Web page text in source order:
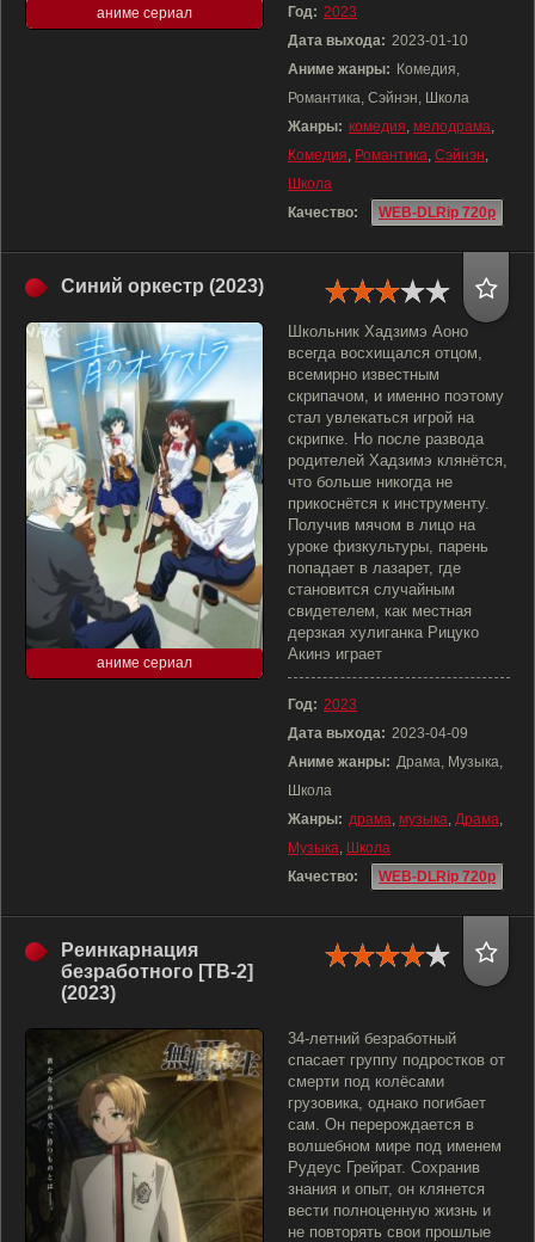
аниме сериал Год: 2023
Дата выхода: 2023-01-10
Аниме жанры: Комедия,
Романтика, Сэйнэн, Школа
Жанры: комедия, мелодрама,
Комедия, Романтика, Сэйнэн,
Школа
Качество:
WEB-DLRip 720p
Синий оркестр (2023)
аниме сериал
Школьник Хадзимэ Аоно
всегда восхищался отцом,
всемирно известным
скрипачом, и именно поэтому
стал увлекаться игрой на
скрипке. Но после развода
родителей Хадзимэ клянётся,
что больше никогда не
прикоснётся к инструменту.
Получив мячом в лицо на
уроке физкультуры, парень
попадает в лазарет, где
становится случайным
свидетелем, как местная
дерзкая хулиганка Рицуко
Акинэ играет
Год: 2023
Дата выхода: 2023-04-09
Аниме жанры: Драма, Музыка,
Школа
Жанры: драма, музыка, Драма,
Музыка, Школа
Качество:
WEB-DLRip 720p
Реинкарнация
безработного [ТВ-2]
(2023)
34-летний безработный
спасает группу подростков от
смерти под колёсами
грузовика, однако погибает
сам. Он перерождается в
волшебном мире под именем
Рудеус Грейрат. Сохранив
знания и опыт, он клянется
вести полноценную жизнь и
не повторять свои прошлые